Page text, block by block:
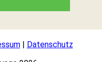
| Datenschutz